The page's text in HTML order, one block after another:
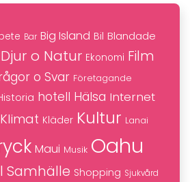
Bar Big Island Bil Blandade
Djur o Natur Ekonomi Film
o Svar Företagande
hotell Hälsa Internet
Klimat Kläder Kultur Lanai
Maui Musik Oahu
Samhälle Shopping Sjukvård